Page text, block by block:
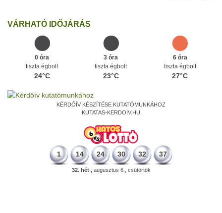
VÁRHATÓ IDŐJÁRÁS
0 óra
tiszta égbolt
24°C
3 óra
tiszta égbolt
23°C
6 óra
tiszta égbolt
27°C
KÉRDŐÍV KÉSZÍTÉSE KUTATÓMUNKÁHOZ
KUTATAS-KERDOIV.HU
1 14 24 30 32 37
32. hét ,augusztus 6., csütörtök